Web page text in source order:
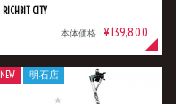
RICHBIT CITY
本体価格 ¥139,800
NEW 明石店